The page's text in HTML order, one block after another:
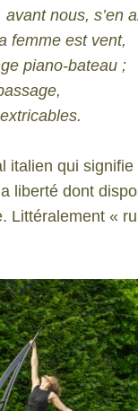
nous, s’en
femme est vent,
piano-bateau ;
italien qui signifie
liberté dont
Littéralement «